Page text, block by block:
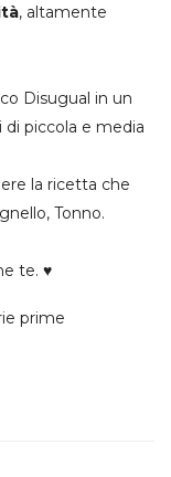
, altamente
Disugual in un
di piccola e media
la ricetta che
Tonno.
te. ♥
prime